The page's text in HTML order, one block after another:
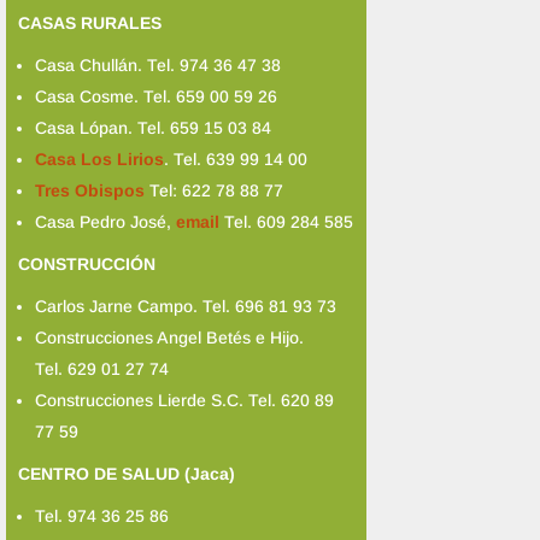
CASAS RURALES
Casa Chullán. Tel. 974 36 47 38
Casa Cosme. Tel. 659 00 59 26
Casa Lópan. Tel. 659 15 03 84
Casa Los Lirios. Tel. 639 99 14 00
Tres Obispos Tel: 622 78 88 77
Casa Pedro José, email Tel. 609 284 585
CONSTRUCCIÓN
Carlos Jarne Campo. Tel. 696 81 93 73
Construcciones Angel Betés e Hijo.
Tel. 629 01 27 74
Construcciones Lierde S.C. Tel. 620 89
77 59
CENTRO DE SALUD (Jaca)
Tel. 974 36 25 86